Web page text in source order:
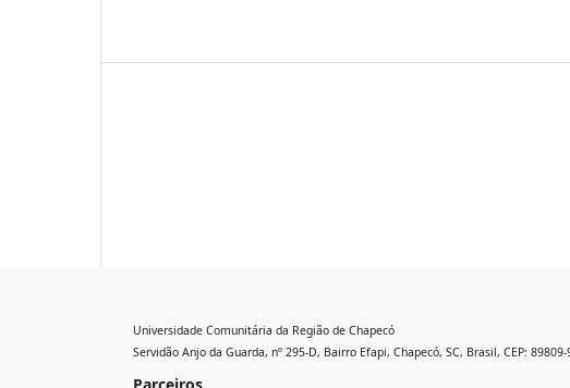
Universidade Comunitária da Região de Chapecó
Servidão Anjo da Guarda, nº 295-D, Bairro Efapi, Chapecó, SC, Brasil, CEP: 89809-